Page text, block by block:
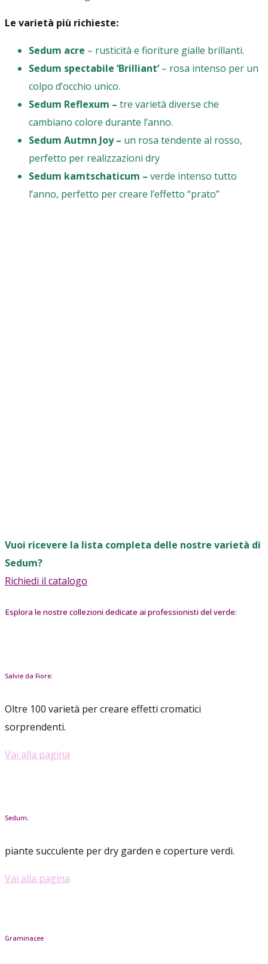
Le varietà più richieste:
Sedum acre – rusticità e fioriture gialle brillanti.
Sedum spectabile ‘Brilliant’– rosa intenso per un
colpo d’occhio unico.
Sedum Reflexum – tre varietà diverse che
cambiano colore durante l’anno.
Sedum Autmn Joy – un rosa tendente al rosso,
perfetto per realizzazioni dry
Sedum kamtschaticum – verde intenso tutto
l’anno, perfetto per creare l’effetto “prato”
Vuoi ricevere la lista completa delle nostre varietà di
Sedum?
Richiedi il catalogo
Esplora le nostre collezioni dedicate ai professionisti del verde:
Salvie da Fiore:
Oltre 100 varietà per creare effetti cromatici
sorprendenti.
Vai alla pagina
Sedum:
piante succulente per dry garden e coperture verdi.
Vai alla pagina
Graminacee